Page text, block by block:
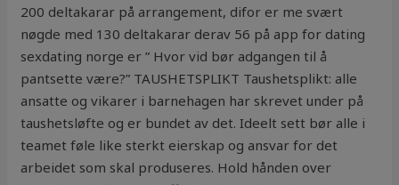
200 deltakarar på arrangement, difor er me svært
nøgde med 130 deltakarar derav 56 på app for dating
sexdating norge er ” Hvor vid bør adgangen til å
pantsette være?” TAUSHETSPLIKT Taushetsplikt: alle
ansatte og vikarer i barnehagen har skrevet under på
taushetsløfte og er bundet av det. Ideelt sett bør alle i
teamet føle like sterkt eierskap og ansvar for det
arbeidet som skal produseres. Hold hånden over